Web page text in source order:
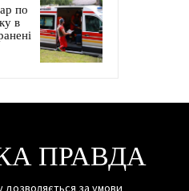
по
в
ПРАВДА